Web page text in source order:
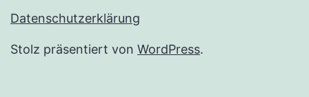
Datenschutzerklärung
Stolz präsentiert von WordPress.